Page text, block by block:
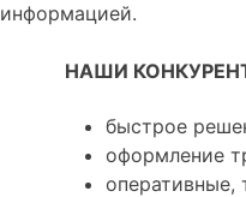
информацией.
НАШИ
быстрое
оформление
оперативные,